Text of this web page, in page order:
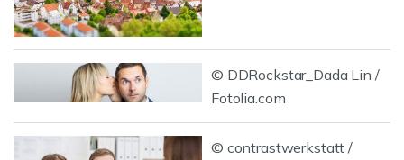
© DDRockstar_Dada Lin /
Fotolia.com
© contrastwerkstatt /